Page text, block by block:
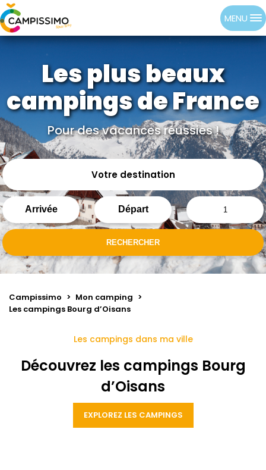
MENU
Les plus beaux
campings de France
Pour des vacances réussies !
Votre destination
Campissimo > Mon camping >
Les campings Bourg d’Oisans
Les campings dans ma ville
Découvrez les campings Bourg
d’Oisans
EXPLOREZ LES CAMPINGS